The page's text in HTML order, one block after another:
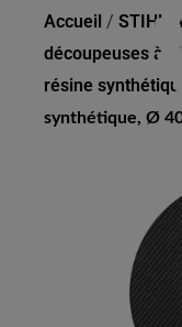
Accueil / STIHL
découpeuses à
résine synthétique
synthétique, Ø